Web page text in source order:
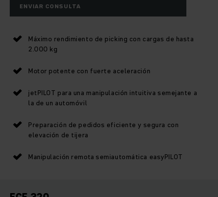
ENVIAR CONSULTA
Máximo rendimiento de picking con cargas de hasta
2.000 kg
Motor potente con fuerte aceleración
jetPILOT para una manipulación intuitiva semejante a
la de un automóvil
Preparación de pedidos eficiente y segura con
elevación de tijera
Manipulación remota semiautomática easyPILOT